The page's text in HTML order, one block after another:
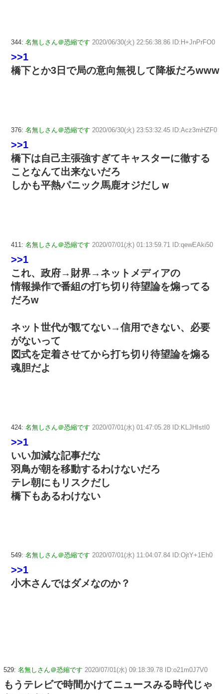
344: 名無しさん＠恐縮です 2020/06/30(火) 22:56:38.86 ID:H+JnPrFO0
>>1
橋下とか3日で局の意向無視して降板だろwww
376: 名無しさん＠恐縮です 2020/06/30(火) 23:53:32.45 ID:Acz3mHZF0
>>1
橋下は自己主張強すぎてキャスターに徹する
ことなんて出来ないだろ
しかも平熱パニック馬鹿オジだしｗ
411: 名無しさん＠恐縮です 2020/07/01(水) 01:13:59.71 ID:qewEAki50
>>1
これ、政府→財界→ネットメディアの
情報操作で番組の打ち切り待望論を煽ってる
だろw
ネット世代が観てない→信用できない、必要
がないって
図式を定着させてから打ち切り待望論を煽る
魂胆だよ
424: 名無しさん＠恐縮です 2020/07/01(水) 01:47:05.28 ID:KLJHIstI0
>>1
いい加減な記事だな
羽鳥が朝を移動するわけないだろ
テレ朝にもリスクだし
橋下もあるわけない
549: 名無しさん＠恐縮です 2020/07/01(水) 11:04:07.84 ID:OjtY+1Eh0
>>1
小木さんではダメなのか？
529: 名無しさん＠恐縮です 2020/07/01(水) 09:18:39.78 ID:o21m0J7V0
もうテレビで時間かけてニュースみる時代じゃ